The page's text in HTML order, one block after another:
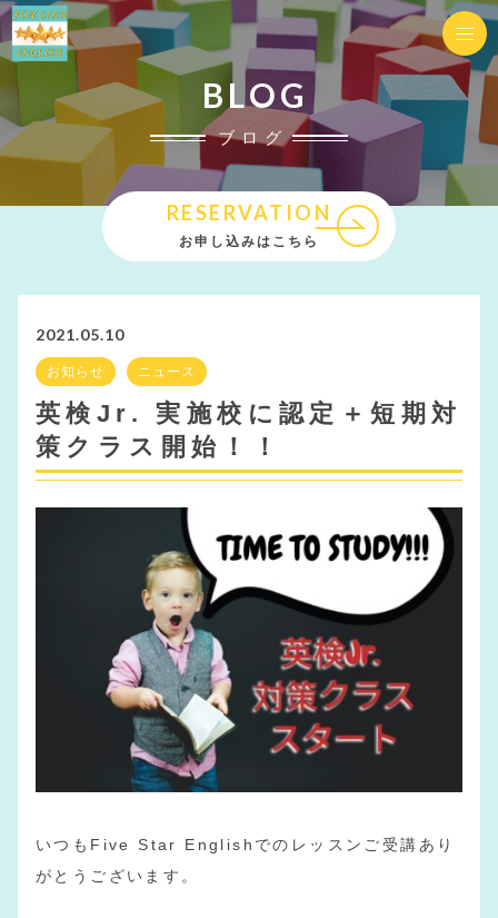
BLOG
ブログ
RESERVATION
お申し込みはこちら
2021.05.10
お知らせ ニュース
英検Jr. 実施校に認定＋短期対
策クラス開始！！
いつもFive Star Englishでのレッスンご受講あり
がとうございます。